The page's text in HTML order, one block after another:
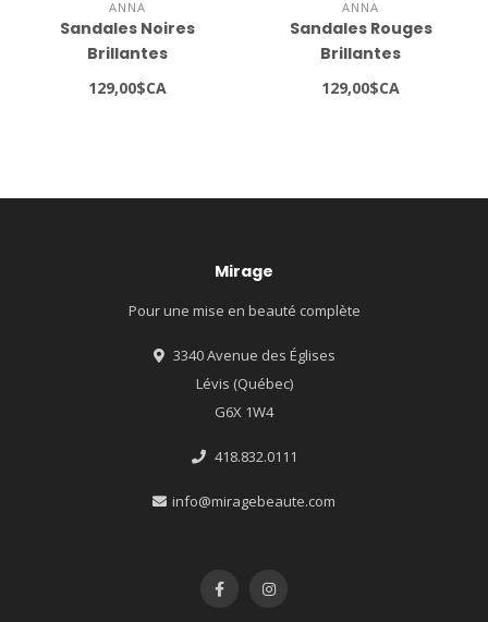
ANNA
Sandales Noires
Brillantes
129,00$CA
ANNA
Sandales Rouges
Brillantes
129,00$CA
Mirage
Pour une mise en beauté complète
3340 Avenue des Églises
Lévis (Québec)
G6X 1W4
418.832.0111
info@miragebeaute.com